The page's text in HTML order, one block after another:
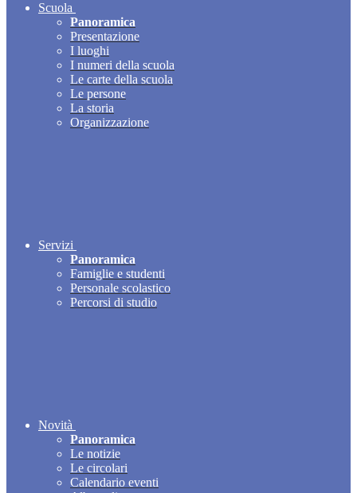
Scuola
Panoramica
Presentazione
I luoghi
I numeri della scuola
Le carte della scuola
Le persone
La storia
Organizzazione
Servizi
Panoramica
Famiglie e studenti
Personale scolastico
Percorsi di studio
Novità
Panoramica
Le notizie
Le circolari
Calendario eventi